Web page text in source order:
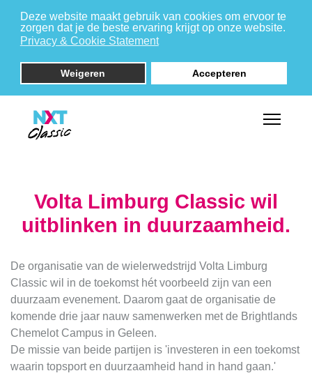
Deze website maakt gebruik van cookies om ervoor te
zorgen dat je de beste ervaring krijgt op onze website.
Privacy & Cookie Statement
Weigeren Accepteren
Volta Limburg Classic wil
uitblinken in duurzaamheid.
De organisatie van de wielerwedstrijd Volta Limburg
Classic wil in de toekomst hét voorbeeld zijn van een
duurzaam evenement. Daarom gaat de organisatie de
komende drie jaar nauw samenwerken met de Brightlands
Chemelot Campus in Geleen.
De missie van beide partijen is 'investeren in een toekomst
waarin topsport en duurzaamheid hand in hand gaan.'